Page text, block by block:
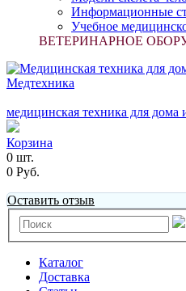
Информационные
Учебное
ВЕТЕРИНАРНОЕ
Медтехника
медицинская техника для дома
Корзина
0 шт.
0 Руб.
Оставить отзыв
Каталог
Доставка